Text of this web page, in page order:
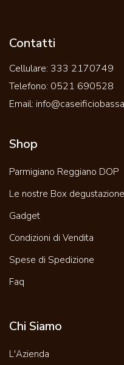
Contatti
Cellulare: 333 2170749
Telefono: 0521 690528
Email:
Shop
Parmigiano Reggiano DOP
Le nostre Box degustazione
Gadget
Condizioni di Vendita
Spese di Spedizione
Faq
Chi Siamo
L'Azienda